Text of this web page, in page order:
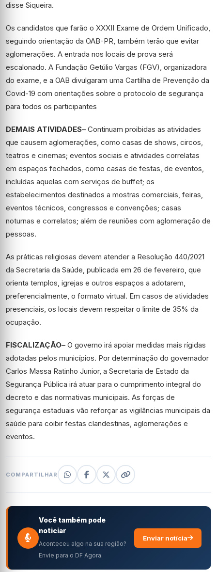
disse Siqueira.
Os candidatos que farão o XXXII Exame de Ordem Unificado,
seguindo orientação da OAB-PR, também terão que evitar
aglomerações. A entrada nos locais de prova será
escalonado. A Fundação Getúlio Vargas (FGV), organizadora
do exame, e a OAB divulgaram uma Cartilha de Prevenção da
Covid-19 com orientações sobre o protocolo de segurança
para todos os participantes
DEMAIS ATIVIDADES– Continuam proibidas as atividades
que causem aglomerações, como casas de shows, circos,
teatros e cinemas; eventos sociais e atividades correlatas
em espaços fechados, como casas de festas, de eventos,
incluídas aquelas com serviços de buffet; os
estabelecimentos destinados a mostras comerciais, feiras,
eventos técnicos, congressos e convenções; casas
noturnas e correlatos; além de reuniões com aglomeração de
pessoas.
As práticas religiosas devem atender a Resolução 440/2021
da Secretaria da Saúde, publicada em 26 de fevereiro, que
orienta templos, igrejas e outros espaços a adotarem,
preferencialmente, o formato virtual. Em casos de atividades
presenciais, os locais devem respeitar o limite de 35% da
ocupação.
FISCALIZAÇÃO– O governo irá apoiar medidas mais rígidas
adotadas pelos municípios. Por determinação do governador
Carlos Massa Ratinho Junior, a Secretaria de Estado da
Segurança Pública irá atuar para o cumprimento integral do
decreto e das normativas municipais. As forças de
segurança estaduais vão reforçar as vigilâncias municipais da
saúde para coibir festas clandestinas, aglomerações e
eventos.
COMPARTILHAR
Você também pode
noticiar
Aconteceu algo na sua região?
Envie para o DF Agora.
Enviar notícia